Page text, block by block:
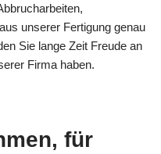
unserer Fertigung genau
Sie lange Zeit Freude an
Firma haben.
für